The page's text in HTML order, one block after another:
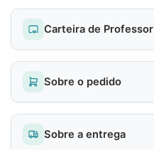
Carteira de Professor
Sobre o pedido
Sobre a entrega